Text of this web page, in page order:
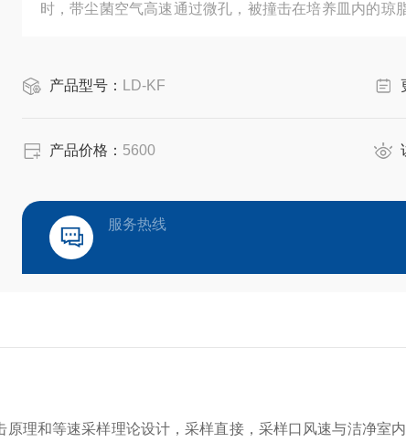
时，带尘菌空气高速通过微孔，被撞击在培养皿内的
产品型号： LD-KF
产品价格： 5600
服务热线
理和等速采样理论设计，采样直接，采样口风速与洁净室内